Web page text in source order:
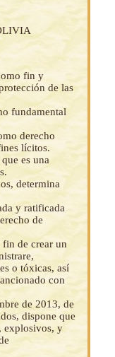
fin y
de las
fundamental
derecho
lícitos.
es una
determina
y ratificada
de
fin de crear un
o tóxicas, así
con
de 2013, de
dispone que
explosivos, y